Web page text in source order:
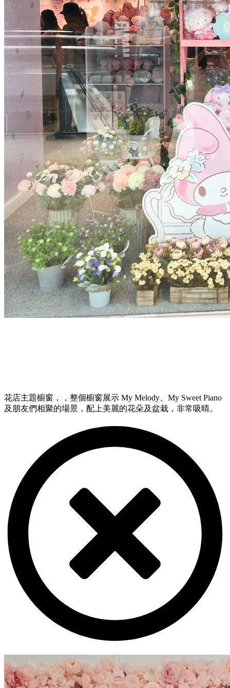
花店主題櫥窗，，整個櫥窗展示 My Melody、My Sweet Piano
及朋友們相聚的場景，配上美麗的花朵及盆栽，非常吸晴。